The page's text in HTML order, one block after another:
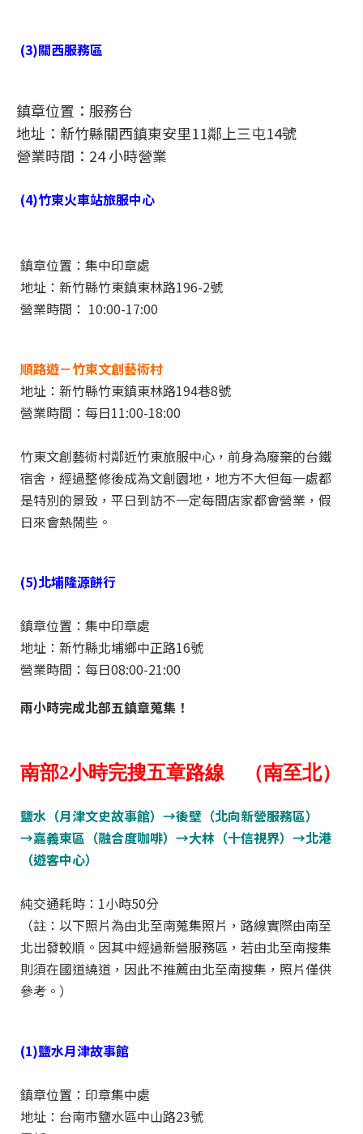
(3)關西服務區
鎮章位置：服務台
地址：新竹縣關西鎮東安里11鄰上三屯14號
營業時間：24 小時營業
(4)竹東火車站旅服中心
鎮章位置：集中印章處
地址：新竹縣竹東鎮東林路196-2號
營業時間： 10:00-17:00
順路遊－竹東文創藝術村
地址：新竹縣竹東鎮東林路194巷8號
營業時間：每日11:00-18:00
竹東文創藝術村鄰近竹東旅服中心，前身為廢棄的台鐵
宿舍，經過整修後成為文創園地，地方不大但每一處都
是特別的景致，平日到訪不一定每間店家都會營業，假
日來會熱鬧些。
(5)北埔隆源餅行
鎮章位置：集中印章處
地址：新竹縣北埔鄉中正路16號
營業時間：每日08:00-21:00
兩小時完成北部五鎮章蒐集！
南部2小時完搜五章路線 （南至北）
鹽水（月津文史故事館）→後壁（北向新營服務區）
→嘉義東區（融合度咖啡）→大林（十信視界）→北港
（遊客中心）
純交通耗時：1小時50分
（註：以下照片為由北至南蒐集照片，路線實際由南至
北出發較順。因其中經過新營服務區，若由北至南搜集
則須在國道繞道，因此不推薦由北至南搜集，照片僅供
參考。）
(1)鹽水月津故事館
鎮章位置：印章集中處
地址：台南市鹽水區中山路23號